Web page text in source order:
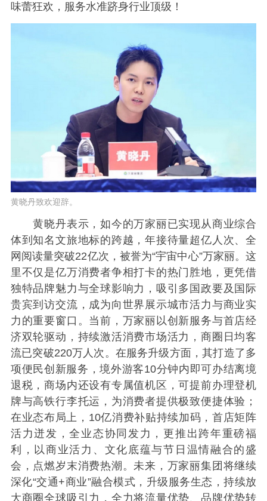
味蕾狂欢，服务水准跻身行业顶级！
黄晓丹致欢迎辞。
黄晓丹表示，如今的万家丽已实现从商业综合
体到知名文旅地标的跨越，年接待量超亿人次、全
网阅读量突破22亿次，被誉为“宇宙中心”万家丽。这
里不仅是亿万消费者争相打卡的热门胜地，更凭借
独特品牌魅力与全球影响力，吸引多国政要及国际
贵宾到访交流，成为向世界展示城市活力与商业实
力的重要窗口。当前，万家丽以创新服务与首店经
济双轮驱动，持续激活消费市场活力，商圈日均客
流已突破220万人次。在服务升级方面，其打造了多
项便民创新服务，境外游客10分钟内即可办结离境
退税，商场内还设有专属值机区，可提前办理登机
牌与高铁行李托运，为消费者提供极致便捷体验；
在业态布局上，10亿消费补贴持续加码，首店矩阵
活力迸发，全业态协同发力，更推出跨年重磅福
利，以商业活力、文化底蕴与节日温情融合的盛
会，点燃岁末消费热潮。未来，万家丽集团将继续
深化“交通+商业”融合模式，升级服务生态，持续放
大商圈全球吸引力，全力将流量优势、品牌优势转